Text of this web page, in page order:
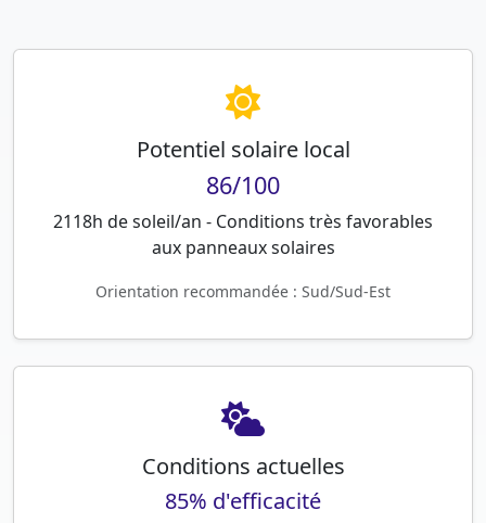
Potentiel solaire local
86/100
2118h de soleil/an - Conditions très favorables
aux panneaux solaires
Orientation recommandée : Sud/Sud-Est
Conditions actuelles
85% d'efficacité